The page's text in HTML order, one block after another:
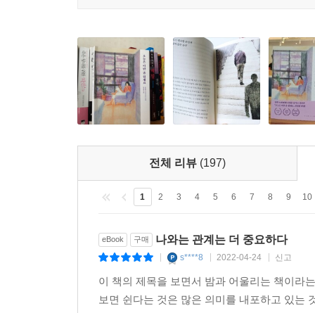
전체 리뷰 (197)
1 2 3 4 5 6 7 8 9 10
eBook 구매 나와는 관계는 더 중요하다
s****8 2022-04-24 신고
이 책의 제목을 보면서 밤과 어울리는 책이라
보면 쉰다는 것은 많은 의미를 내포하고 있는